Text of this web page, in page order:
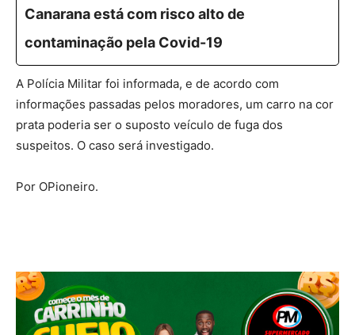
Canarana está com risco alto de
contaminação pela Covid-19
A Polícia Militar foi informada, e de acordo com
informações passadas pelos moradores, um carro na cor
prata poderia ser o suposto veículo de fuga dos
suspeitos. O caso será investigado.
Por OPioneiro.